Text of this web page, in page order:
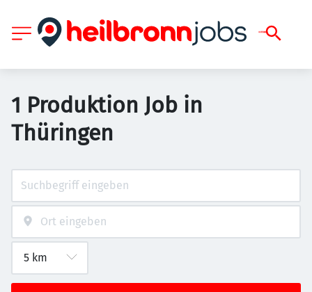
1 Produktion Job in
Thüringen